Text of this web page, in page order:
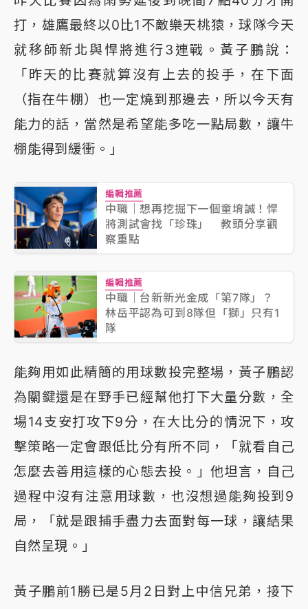
打，雄鷹最終以0比1不敵樂天桃猿，球隊今天
就移師新北與悍將進行3連戰。黃子鵬說：
「昨天的比賽就算沒有上去的投手，在下面
（指在牛棚）也一定燒到那邊去，所以今天有
能力的話，當然是希望能多吃一點局數，讓牛
棚能得到緩衝。」
編輯推薦
中職｜想再挖掘下一個童堉誠！悍
將測試會找「珍珠」 教頭分享觀
察重點
編輯推薦
中職｜台新新光金成「第7隊」？
林岳平認為可到8隊但「獅」只有1
隊
能夠用如此精簡的用球數投完整場，黃子鵬認
為關鍵還是在野手已經幫他打下大量分數，全
場14支安打攻下9分，在大比分的情況下，攻
擊策略一定會跟低比分有所不同，「就看自己
怎麼去善用這樣的心態去投。」他坦言，自己
過程中沒有注意用球數，也沒想過能夠投到9
局，「就是跟捕手盡力去面對每一球，讓結果
自然呈現。」
黃子鵬前1勝已是5月2日對上中信兄弟，接下